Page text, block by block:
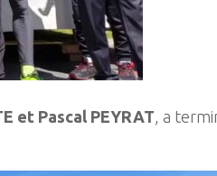
et Pascal PEYRAT, a